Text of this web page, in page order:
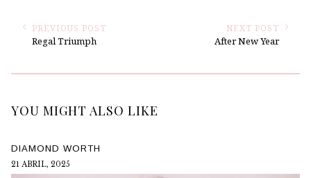
PREVIOUS POST
Regal Triumph
NEXT POST
After New Year
YOU MIGHT ALSO LIKE
DIAMOND WORTH
21 ABRIL, 2025